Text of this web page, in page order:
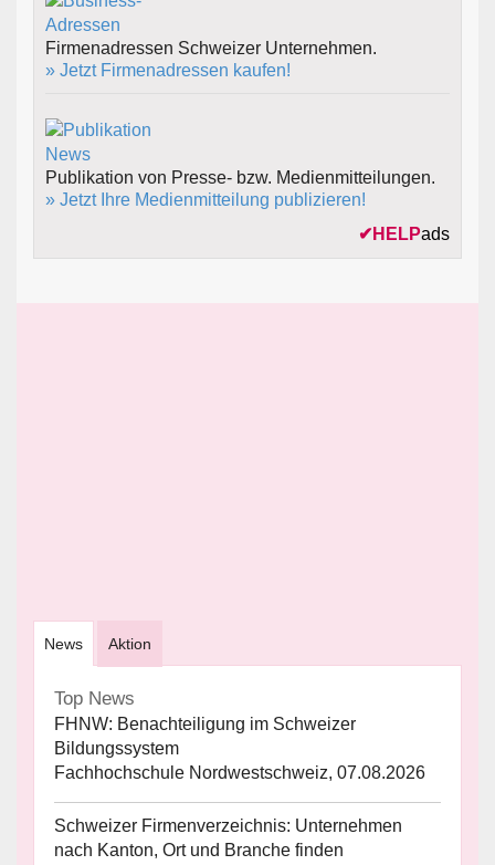
Firmenadressen Schweizer Unternehmen.
» Jetzt Firmenadressen kaufen!
Publikation von Presse- bzw. Medienmitteilungen.
» Jetzt Ihre Medienmitteilung publizieren!
✔ HELPads
News Aktion
Top News
FHNW: Benachteiligung im Schweizer
Bildungssystem
Fachhochschule Nordwestschweiz, 07.08.2026
Schweizer Firmenverzeichnis: Unternehmen
nach Kanton, Ort und Branche finden